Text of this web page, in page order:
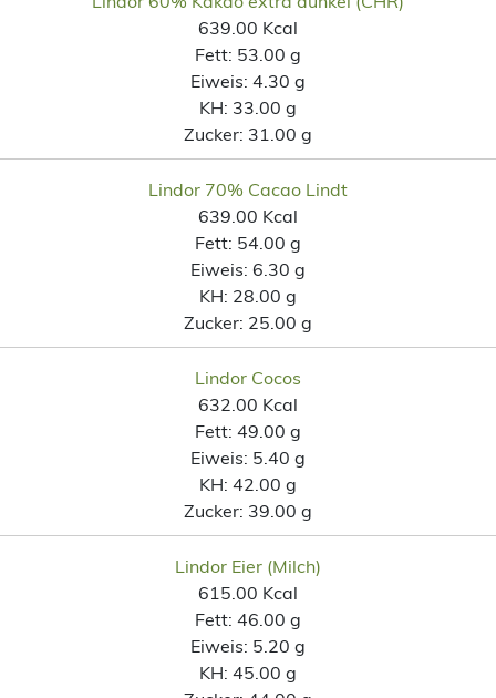
639.00 Kcal
Fett: 53.00 g
Eiweis: 4.30 g
KH: 33.00 g
Zucker: 31.00 g
Lindor 70% Cacao Lindt
639.00 Kcal
Fett: 54.00 g
Eiweis: 6.30 g
KH: 28.00 g
Zucker: 25.00 g
Lindor Cocos
632.00 Kcal
Fett: 49.00 g
Eiweis: 5.40 g
KH: 42.00 g
Zucker: 39.00 g
Lindor Eier (Milch)
615.00 Kcal
Fett: 46.00 g
Eiweis: 5.20 g
KH: 45.00 g